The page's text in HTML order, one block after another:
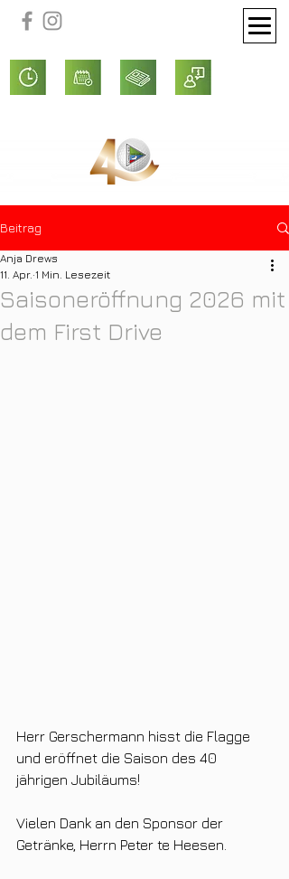
Beitrag
Saisoneröffnung 2026 mit
dem First Drive
Anja Drews
11. Apr. 1 Min. Lesezeit
Herr Gerschermann hisst die Flagge
und eröffnet die Saison des 40
jährigen Jubiläums!
Vielen Dank an den Sponsor der
Getränke, Herrn Peter te Heesen.